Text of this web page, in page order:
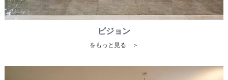
ビジョン
をもっと見る ＞